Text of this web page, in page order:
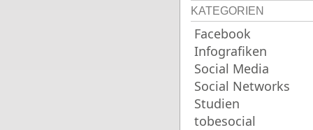
KATEGORIEN
Facebook
Infografiken
Social Media
Social Networks
Studien
tobesocial